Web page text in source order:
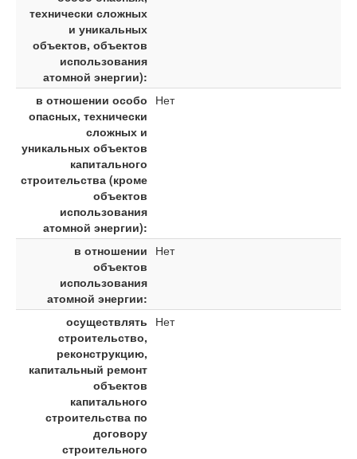
технически сложных
и уникальных
объектов, объектов
использования
атомной энергии):
в отношении особо
опасных, технически
сложных и
уникальных объектов
капитального
строительства (кроме
объектов
использования
атомной энергии):
Нет
в отношении
объектов
использования
атомной энергии:
Нет
осуществлять
строительство,
реконструкцию,
капитальный ремонт
объектов
капитального
строительства по
договору
строительного
Нет